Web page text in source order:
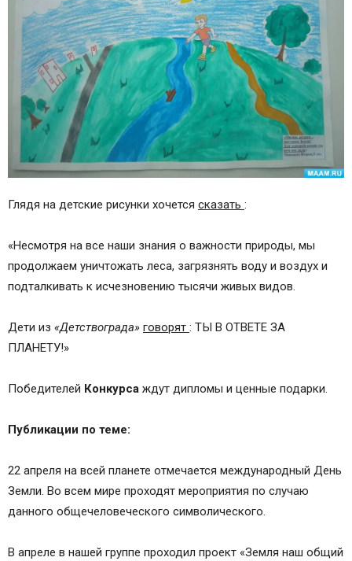
Глядя на детские рисунки хочется сказать :
«Несмотря на все наши знания о важности природы, мы
продолжаем уничтожать леса, загрязнять воду и воздух и
подталкивать к исчезновению тысячи живых видов.
Дети из «Детствограда» говорят : ТЫ В ОТВЕТЕ ЗА
ПЛАНЕТУ!»
Победителей Конкурса ждут дипломы и ценные подарки.
Публикации по теме:
22 апреля на всей планете отмечается международный День
Земли. Во всем мире проходят мероприятия по случаю
данного общечеловеческого символического.
В апреле в нашей группе проходил проект «Земля наш общий